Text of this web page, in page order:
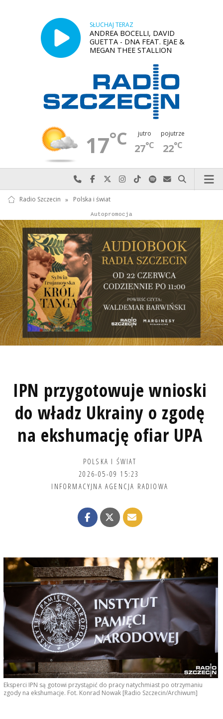
SŁUCHAJ TERAZ
ANDREA BOCELLI, DAVID
GUETTA - DNA FEAT. EJAE &
MEGAN THEE STALLION
17°C jutro
27°C
pojutrze
22°C
Najlepiej po prostu do nas zadzwoń
Odwiedź nas na Facebook-u
Odwiedź nas na X
Odwiedź nas na Instagram-ie
Odwiedź nas na TikTok-u
Szukaj nas na Spotify
Wyślij do nas
Szukaj
Radio Szczecin » Polska i świat
Reklama
Autopromocja
IPN przygotowuje wnioski
do władz Ukrainy o zgodę
na ekshumację ofiar UPA
POLSKA I ŚWIAT
2026-05-09 15:23
INFORMACYJNA AGENCJA RADIOWA
Eksperci IPN są gotowi przystąpić do pracy natychmiast po otrzymaniu
zgody na ekshumacje. Fot. Konrad Nowak [Radio Szczecin/Archiwum]